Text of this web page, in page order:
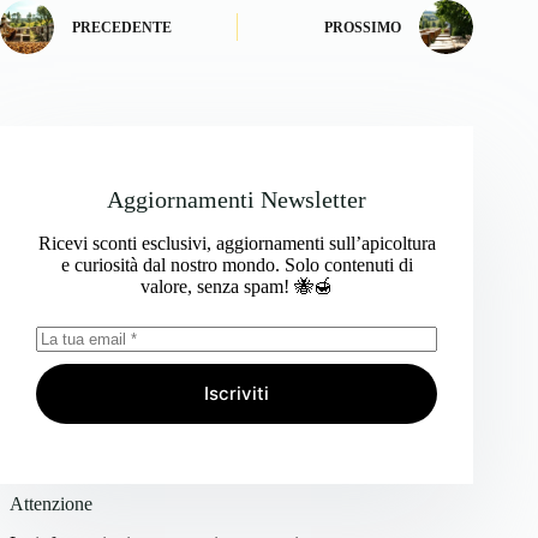
PRECEDENTE PROSSIMO
Aggiornamenti Newsletter
Ricevi sconti esclusivi, aggiornamenti sull’apicoltura
e curiosità dal nostro mondo. Solo contenuti di
valore, senza spam! 🐝🍯
Iscriviti
Attenzione